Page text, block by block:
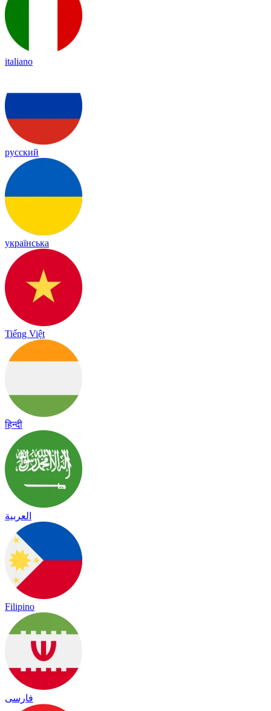
italiano
русский
українська
Tiếng Việt
हिन्दी
العربية
Filipino
فارسی